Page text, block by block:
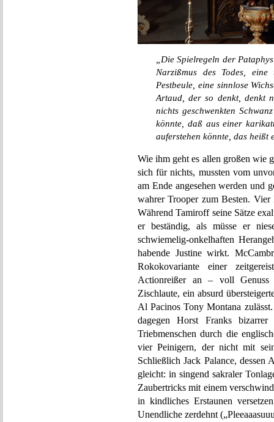
„Die Spielregeln der
Narzißmus des Todes,
Pestbeule, eine sinnlose
Artaud, der so denkt, denkt
nichts geschwenkten
könnte, daß aus einer
auferstehen könnte, das heißt
Wie ihm geht es allen großen wie
sich für nichts, mussten vom
am Ende angesehen werden und
wahrer Trooper zum Besten.
Während Tamiroff seine Sätze
er beständig, als müsse er
schwiemelig-onkelhaften
habende Justine wirkt.
Rokokovariante einer
Actionreißer an – voll Genuss
Zischlaute, ein absurd
Al Pacinos Tony Montana
dagegen Horst Franks bizarrer
Triebmenschen durch die
vier Peinigern, der nicht mit
Schließlich Jack Palance, dessen
gleicht: in singend sakraler
Zaubertricks mit einem
in kindliches Erstaunen
Unendliche zerdehnt